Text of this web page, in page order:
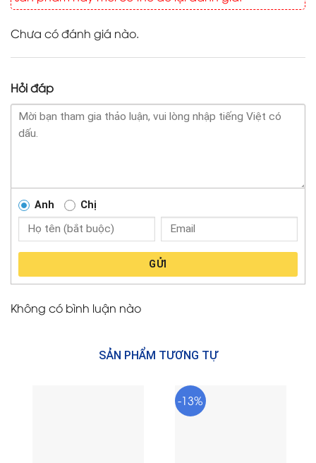
Chưa có đánh giá nào.
Hỏi đáp
Anh Chị
GỬI
Không có bình luận nào
SẢN PHẨM TƯƠNG TỰ
-13%